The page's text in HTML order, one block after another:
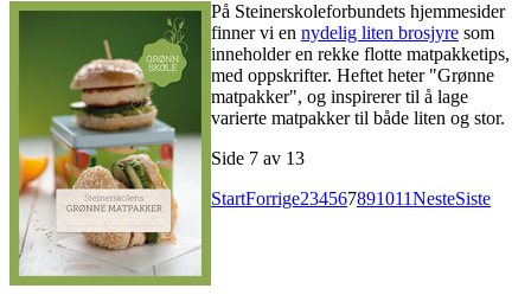
På Steinerskoleforbundets hjemmesider
finner vi en nydelig liten brosjyre som
inneholder en rekke flotte matpakketips,
med oppskrifter. Heftet heter "Grønne
matpakker", og inspirerer til å lage
varierte matpakker til både liten og stor.
Side 7 av 13
StartForrige234567891011NesteSiste